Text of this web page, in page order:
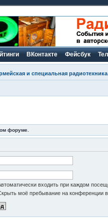
ВКонтакте Фейсбук
и специальная
форуме.
входить при каждом
моё пребывание на конференции в